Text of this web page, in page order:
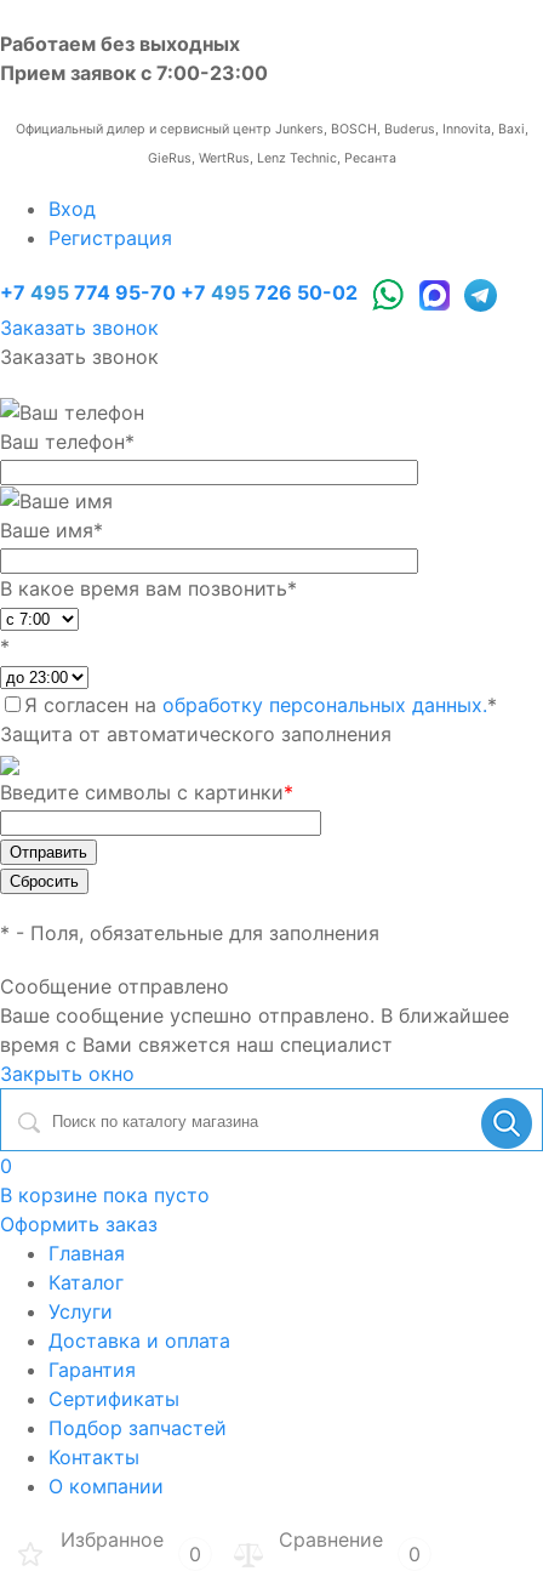
Работаем без выходных
Прием заявок с 7:00-23:00
Официальный дилер и сервисный центр Junkers, BOSCH, Buderus, Innovita, Baxi,
GieRus, WertRus, Lenz Technic, Ресанта
Вход
Регистрация
+7 495 774 95-70 +7 495 726 50-02
Заказать звонок
Заказать звонок
Ваш телефон*
Ваше имя*
В какое время вам позвонить*
*
Я согласен на обработку персональных данных.*
Защита от автоматического заполнения
Введите символы с картинки*
* - Поля, обязательные для заполнения
Сообщение отправлено
Ваше сообщение успешно отправлено. В ближайшее
время с Вами свяжется наш специалист
Закрыть окно
0
В корзине пока пусто
Оформить заказ
Главная
Каталог
Услуги
Доставка и оплата
Гарантия
Сертификаты
Подбор запчастей
Контакты
О компании
Избранное
0
Сравнение
0